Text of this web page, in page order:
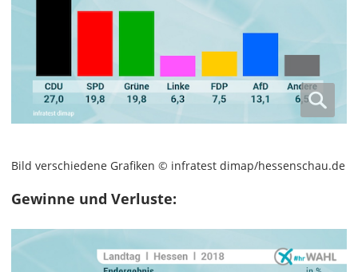
Bild verschiedene Grafiken © infratest dimap/hessenschau.de
Gewinne und Verluste: